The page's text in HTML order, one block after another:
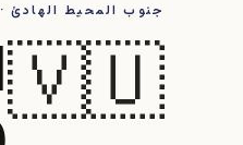
جنوب المحيط الهادئ
🇻🇺